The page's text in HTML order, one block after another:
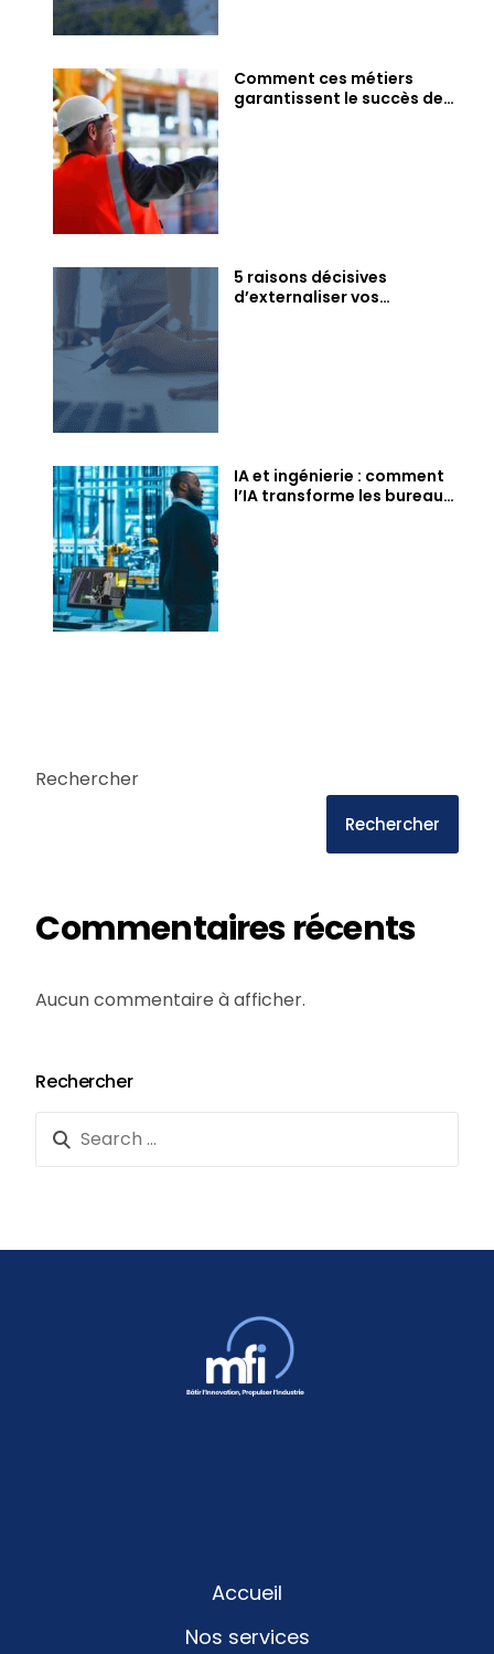
Comment ces métiers
garantissent le succès de
5 raisons décisives
d’externaliser vos
IA et ingénierie : comment
l’IA transforme les bureaux
Rechercher
Rechercher
Commentaires récents
Aucun commentaire à afficher.
Rechercher
Accueil
Nos services